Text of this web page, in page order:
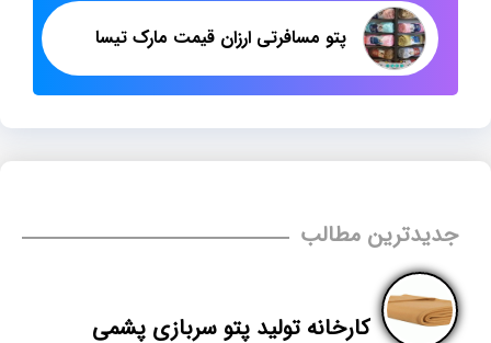
پتو مسافرتی ارزان قیمت مارک تیسا
جدیدترین مطالب
کارخانه تولید پتو سربازی پشمی